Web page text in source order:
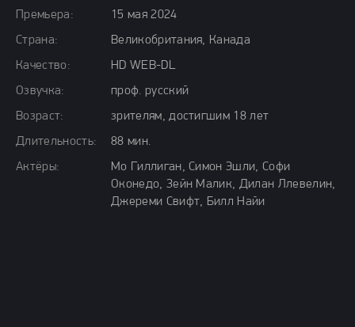
Премьера:
15 мая 2024
Страна:
Великобритания, Канада
Качество:
HD WEB-DL
Озвучка:
проф. русский
Возраст:
зрителям, достигшим 18 лет
Длительность:
88 мин.
Актёры:
Мо Гиллиган, Симон Эшли, Софи
Оконедо, Зейн Малик, Дилан Ллевелин,
Джереми Свифт, Билл Найи